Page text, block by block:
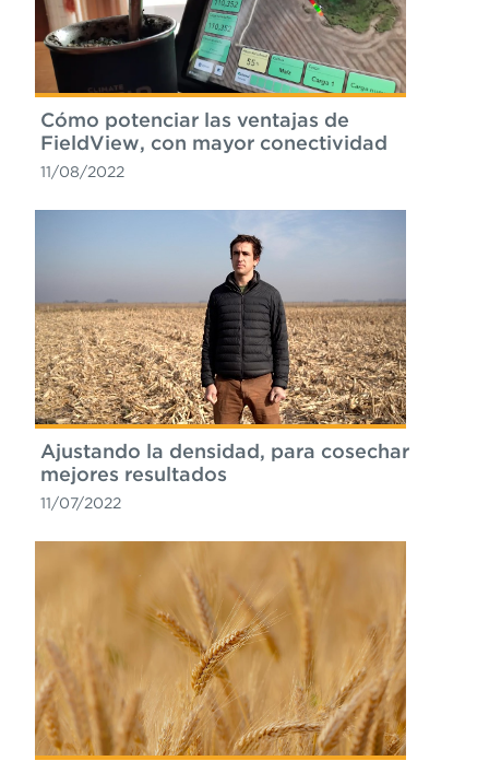
Cómo potenciar las ventajas de
FieldView, con mayor conectividad
11/08/2022
Ajustando la densidad, para cosechar
mejores resultados
11/07/2022